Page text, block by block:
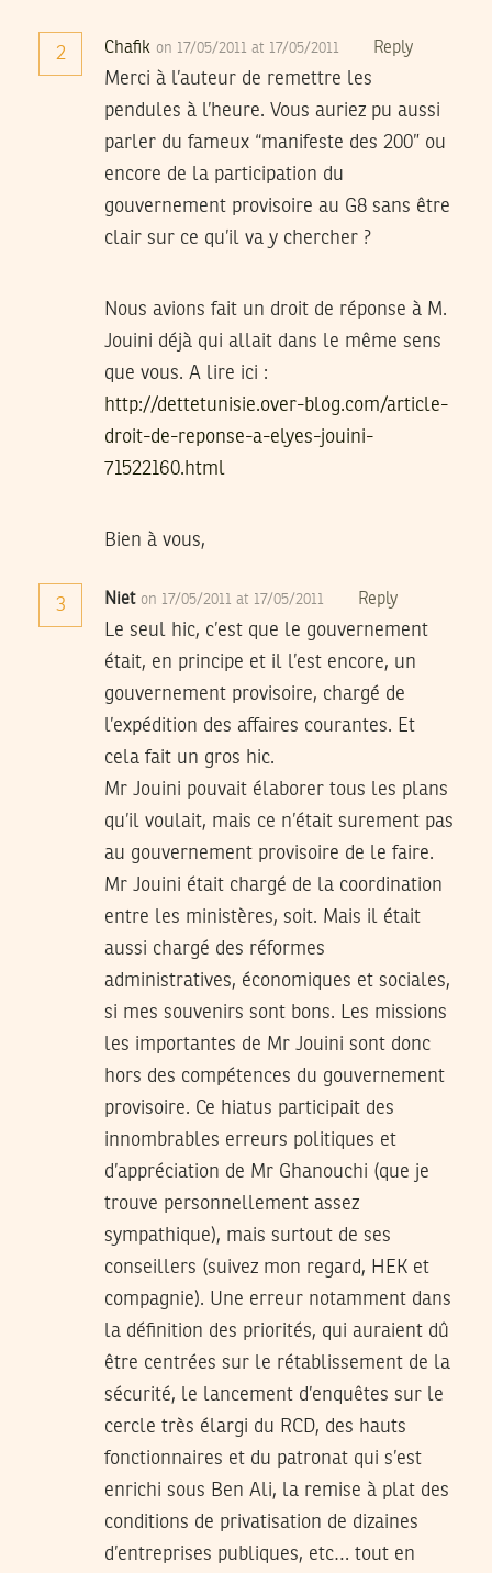
2 Chafik on 17/05/2011 at 17/05/2011 Reply
Merci à l’auteur de remettre les
pendules à l’heure. Vous auriez pu aussi
parler du fameux “manifeste des 200” ou
encore de la participation du
gouvernement provisoire au G8 sans être
clair sur ce qu’il va y chercher ?
Nous avions fait un droit de réponse à M.
Jouini déjà qui allait dans le même sens
que vous. A lire ici :
http://dettetunisie.over-blog.com/article-
droit-de-reponse-a-elyes-jouini-
71522160.html
Bien à vous,
3 Niet on 17/05/2011 at 17/05/2011 Reply
Le seul hic, c’est que le gouvernement
était, en principe et il l’est encore, un
gouvernement provisoire, chargé de
l’expédition des affaires courantes. Et
cela fait un gros hic.
Mr Jouini pouvait élaborer tous les plans
qu’il voulait, mais ce n’était surement pas
au gouvernement provisoire de le faire.
Mr Jouini était chargé de la coordination
entre les ministères, soit. Mais il était
aussi chargé des réformes
administratives, économiques et sociales,
si mes souvenirs sont bons. Les missions
les importantes de Mr Jouini sont donc
hors des compétences du gouvernement
provisoire. Ce hiatus participait des
innombrables erreurs politiques et
d’appréciation de Mr Ghanouchi (que je
trouve personnellement assez
sympathique), mais surtout de ses
conseillers (suivez mon regard, HEK et
compagnie). Une erreur notamment dans
la définition des priorités, qui auraient dû
être centrées sur le rétablissement de la
sécurité, le lancement d’enquêtes sur le
cercle très élargi du RCD, des hauts
fonctionnaires et du patronat qui s’est
enrichi sous Ben Ali, la remise à plat des
conditions de privatisation de dizaines
d’entreprises publiques, etc… tout en